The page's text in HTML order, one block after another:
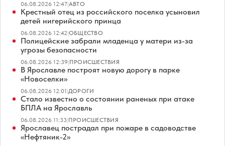
06.08.2026 12:47|АВТО
Крестный отец из российского поселка усыновил
детей нигерийского принца
06.08.2026 12:42|ОБЩЕСТВО
Полицейские забрали младенца у матери из-за
угрозы безопасности
06.08.2026 12:39|ПРОИСШЕСТВИЯ
В Ярославле построят новую дорогу в парке
«Новоселки»
06.08.2026 12:01|ДОРОГИ
Стало известно о состоянии раненых при атаке
БПЛА на Ярославль
06.08.2026 11:33|ПРОИСШЕСТВИЯ
Ярославец пострадал при пожаре в садоводстве
«Нефтяник-2»